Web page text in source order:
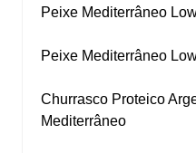
Peixe Mediterrâneo
Peixe Mediterrâneo
Churrasco Proteico
Mediterrâneo